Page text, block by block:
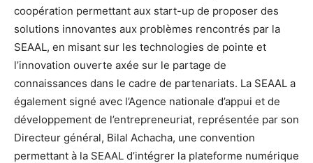
coopération permettant aux start-up de proposer des
solutions innovantes aux problèmes rencontrés par la
SEAAL, en misant sur les technologies de pointe et
l’innovation ouverte axée sur le partage de
connaissances dans le cadre de partenariats. La SEAAL a
également signé avec l’Agence nationale d’appui et de
développement de l’entrepreneuriat, représentée par son
Directeur général, Bilal Achacha, une convention
permettant à la SEAAL d’intégrer la plateforme numérique